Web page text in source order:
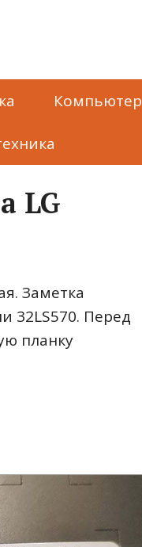
Компьютер
LG
Заметка
32LS570. Перед
планку